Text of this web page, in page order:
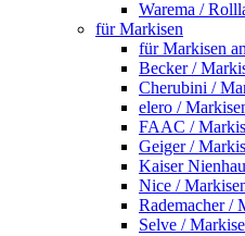
Warema /
für Markisen
für Markisen
Becker /
Cherubini /
elero /
FAAC /
Geiger /
Kaiser
Nice /
Rademacher /
Selve /